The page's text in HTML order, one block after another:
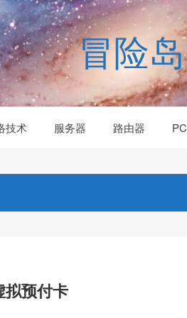
冒险岛
技术 服务器 路由器 PC
拟预付卡